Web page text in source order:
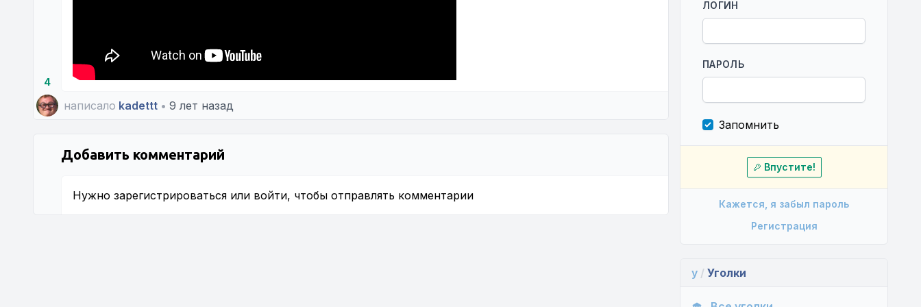
4
написало kadettt • 9 лет назад
Добавить комментарий
Нужно зарегистрироваться или войти, чтобы отправлять комментарии
ЛОГИН
ПАРОЛЬ
Запомнить
Впустите!
Кажется, я забыл пароль
Регистрация
y / Уголки